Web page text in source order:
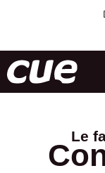
Le